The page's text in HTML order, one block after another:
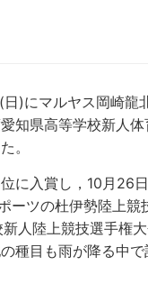
)にマルヤス岡崎龍
知県高等学校新人
。
に入賞し，10月26
ーツの杜伊勢陸上競
人陸上競技選手権
種目も雨が降る中で